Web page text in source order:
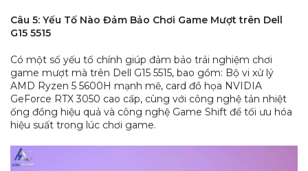
Câu 5: Yếu Tố Nào Đảm Bảo Chơi Game Mượt trên Dell
G15 5515
Có một số yếu tố chính giúp đảm bảo trải nghiệm chơi
game mượt mà trên Dell G15 5515, bao gồm: Bộ vi xử lý
AMD Ryzen 5 5600H mạnh mẽ, card đồ họa NVIDIA
GeForce RTX 3050 cao cấp, cùng với công nghệ tản nhiệt
ống đồng hiệu quả và công nghệ Game Shift để tối ưu hóa
hiệu suất trong lúc chơi game.